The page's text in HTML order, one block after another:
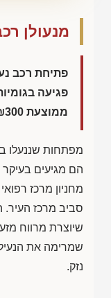
מנעולן
פתיחת רכב
פגיעה
ממוצעת
מפתחות שננעלו
הם מגיעים בעיקר
מחניון מרכז
סביב מרכז
שיוצרת מרווח
שמרימה את
נזק.